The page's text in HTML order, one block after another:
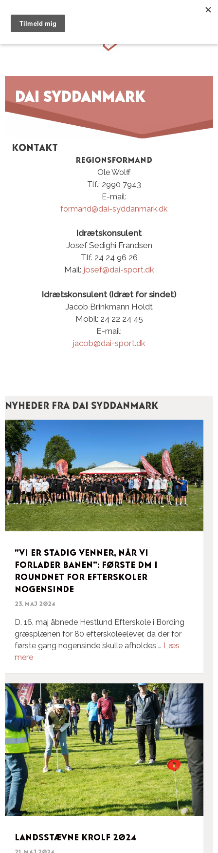
indhold
DAI syddanmark
Kontakt
Regionsformand
Ole Wolff
Tlf.: 2990 7943
E-mail:
formand@dai-syddanmark.dk
Idrætskonsulent
Josef Sedighi Frandsen
Tlf. 24 24 96 26
Mail: josef@dai-sport.dk
Idrætskonsulent (Idræt for sindet)
Jacob Brinkmann Holdt
Mobil: 24 22 24 45
E-mail:
jacob@dai-sport.dk
Nyheder fra DAI Syddanmark
”Vi er stadig venner, når vi
forlader banen”: Første DM i
roundnet for efterskoler
nogensinde
23. maj 2024
D. 16. maj åbnede Hestlund Efterskole i Bording
græsplænen for 80 efterskoleelever, da der for
første gang nogensinde skulle afholdes … Læs
mere
Landsstævne Krolf 2024
21. maj 2024